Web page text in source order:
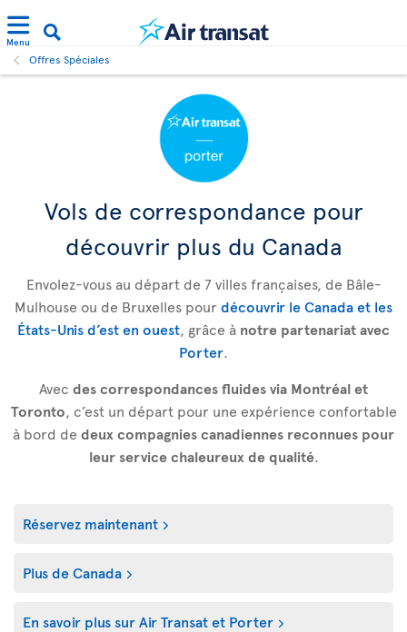
Menu
Offres Spéciales
Vols de correspondance pour
découvrir plus du Canada
Envolez-vous au départ de 7 villes françaises, de Bâle-
Mulhouse ou de Bruxelles pourdécouvrir le Canada et les
États-Unis d’est en ouest, grâce à notre partenariat avec
Porter.
Avec des correspondances fluides via Montréal et
Toronto, c’est un départ pour une expérience confortable
à bord de deux compagnies canadiennes reconnues pour
leur service chaleureux de qualité.
Réservez maintenant
Plus de Canada
En savoir plus sur Air Transat et Porter